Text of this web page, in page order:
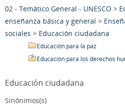
02 - Temático General - UNESCO >
enseñanza básica y general >
sociales > Educación ciudadana
Educación para la paz
Educación para los derechos
Educación ciudadana
Sinónimos(s)